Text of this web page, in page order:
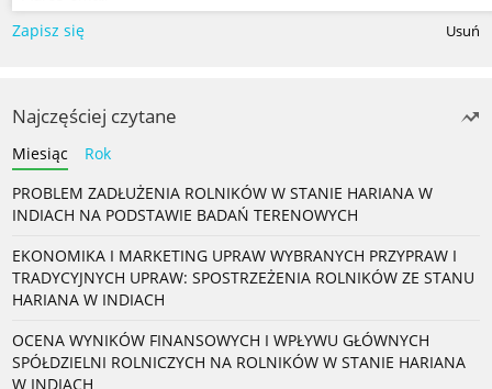
Zapisz się Usuń
Najczęściej czytane
Miesiąc
Rok
PROBLEM ZADŁUŻENIA ROLNIKÓW W STANIE HARIANA W
INDIACH NA PODSTAWIE BADAŃ TERENOWYCH
EKONOMIKA I MARKETING UPRAW WYBRANYCH PRZYPRAW I
TRADYCYJNYCH UPRAW: SPOSTRZEŻENIA ROLNIKÓW ZE STANU
HARIANA W INDIACH
OCENA WYNIKÓW FINANSOWYCH I WPŁYWU GŁÓWNYCH
SPÓŁDZIELNI ROLNICZYCH NA ROLNIKÓW W STANIE HARIANA
W INDIACH